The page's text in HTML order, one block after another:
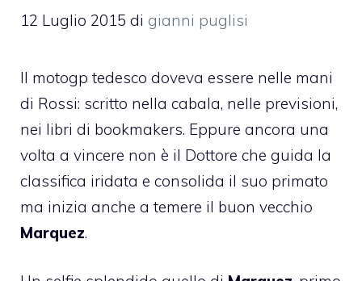
12 Luglio 2015 di gianni puglisi
Il motogp tedesco doveva essere nelle mani
di Rossi: scritto nella cabala, nelle previsioni,
nei libri di bookmakers. Eppure ancora una
volta a vincere non è il Dottore che guida la
classifica iridata e consolida il suo primato
ma inizia anche a temere il buon vecchio
Marquez.